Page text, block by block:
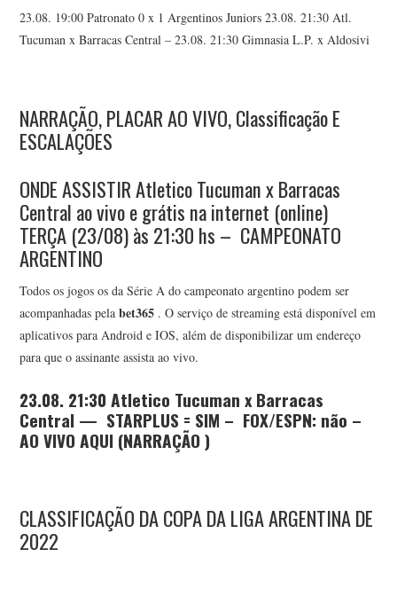
23.08. 19:00 Patronato 0 x 1 Argentinos Juniors 23.08. 21:30 Atl.
Tucuman x Barracas Central – 23.08. 21:30 Gimnasia L.P. x Aldosivi
NARRAÇÃO, PLACAR AO VIVO, Classificação E
ESCALAÇÕES
ONDE ASSISTIR Atletico Tucuman x Barracas
Central ao vivo e grátis na internet (online)
TERÇA (23/08) às 21:30 hs – CAMPEONATO
ARGENTINO
Todos os jogos os da Série A do campeonato argentino podem ser
acompanhadas pelabet365 . O serviço de streaming está disponível em
aplicativos para Android e IOS, além de disponibilizar um endereço
para que o assinante assista ao vivo.
23.08. 21:30 Atletico Tucuman x Barracas
Central — STARPLUS = SIM – FOX/ESPN: não –
AO VIVO AQUI (NARRAÇÃO )
CLASSIFICAÇÃO DA COPA DA LIGA ARGENTINA DE
2022